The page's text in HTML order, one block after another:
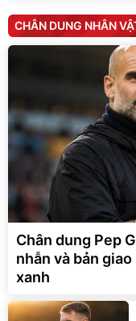
CHÂN DUNG NHÂN
Chân dung Pep
nhẫn và bản
xanh